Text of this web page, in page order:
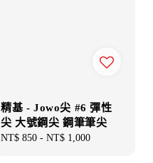
精基 - Jowo尖 #6 彈性
尖 大號鋼尖 鋼筆筆尖
Regular
NT$ 850 - NT$ 1,000